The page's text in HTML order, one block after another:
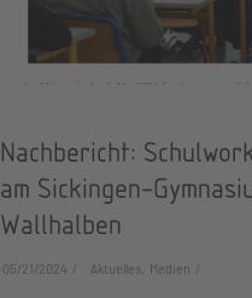
Nachbericht:
am Sickingen-
Wallhalben
05/21/2024 Aktuelles, Medien